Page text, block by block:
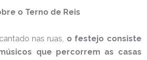
o Terno de Reis
nas ruas, o festejo consiste
que percorrem as casas